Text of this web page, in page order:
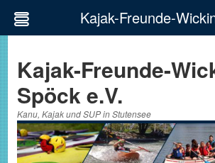
springen
Kajak-Freunde-
Spöck e.V.
Kanu, Kajak und SUP in Stutensee
Kajak-Freunde-